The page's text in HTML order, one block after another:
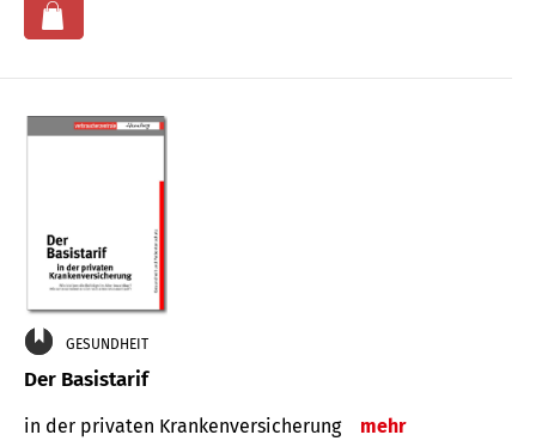
GESUNDHEIT
Der Basistarif
in der privaten Kran­ken­ver­siche­rung mehr